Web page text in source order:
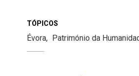
TÓPICOS
Évora Património da